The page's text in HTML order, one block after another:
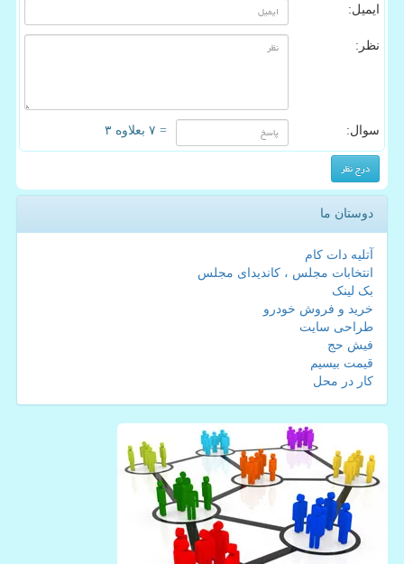
ایمیل:
نظر:
سوال: = ۷ بعلاوه ۳
دوستان ما
آتلیه دات کام
انتخابات مجلس ، کاندیدای مجلس
بک لینک
خرید و فروش خودرو
طراحی سایت
فیش حج
قیمت بیسیم
کار در محل